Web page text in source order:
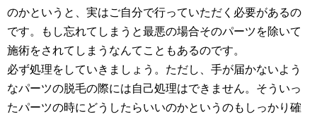
のかというと、実はご自分で行っていただく必要があるの
です。もし忘れてしまうと最悪の場合そのパーツを除いて
施術をされてしまうなんてこともあるのです。
必ず処理をしていきましょう。ただし、手が届かないよう
なパーツの脱毛の際には自己処理はできません。そういっ
たパーツの時にどうしたらいいのかというのもしっかり確